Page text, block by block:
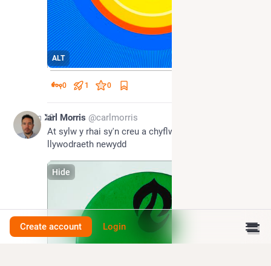
ALT
0 1 0
Jun 18Carl Morris @carlmorris
At sylw y rhai sy'n creu a chyflwyno fideos y
llywodraeth newydd
Hide
Create account Login